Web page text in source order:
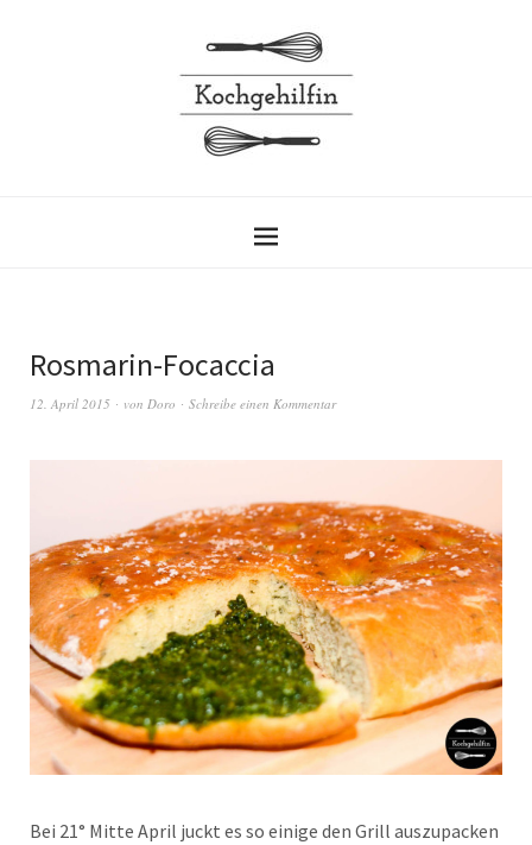
Rosmarin-Focaccia
12. April 2015 von Doro Schreibe einen Kommentar
Bei 21° Mitte April juckt es so einige den Grill auszupacken